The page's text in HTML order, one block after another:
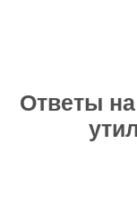
Ответы